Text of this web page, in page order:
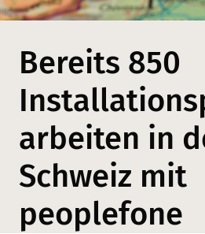
Bereits 850
arbeiten in
Schweiz mit
peoplefone